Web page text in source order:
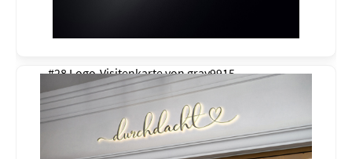
#28 Logo-Visitenkarte vongray9915